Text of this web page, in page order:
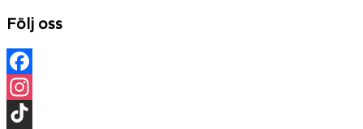
Följ oss
Facebook
Instagram